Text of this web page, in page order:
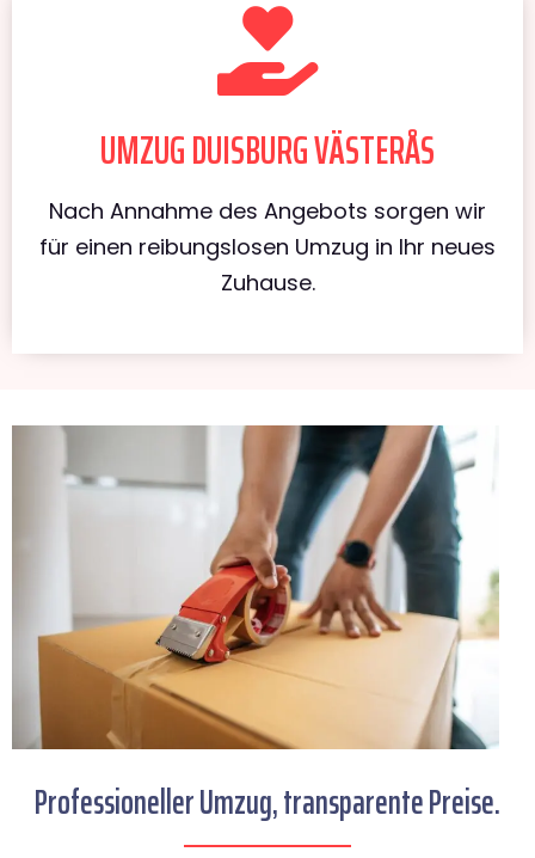
UMZUG DUISBURG VÄSTERÅS
Nach Annahme des Angebots sorgen wir
für einen reibungslosen Umzug in Ihr neues
Zuhause.
Professioneller Umzug, transparente Preise.